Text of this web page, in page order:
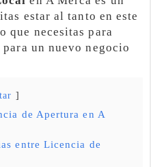
estar al tanto en este
que necesitas para
un nuevo negocio
de Apertura en A
entre Licencia de